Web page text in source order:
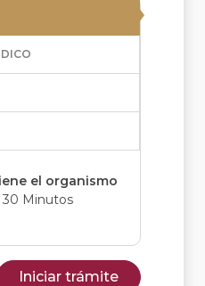
el organismo
30 Minutos
Iniciar trámite